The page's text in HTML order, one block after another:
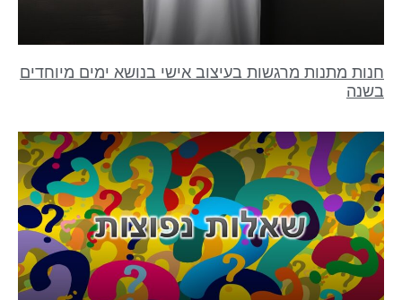
חנות מתנות מרגשות בעיצוב אישי בנושא ימים מיוחדים
בשנה